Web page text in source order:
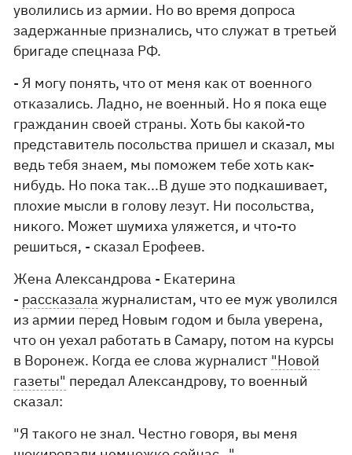
уволились из армии. Но во время допроса
задержанные признались, что служат в третьей
бригаде спецназа РФ.
- Я могу понять, что от меня как от военного
отказались. Ладно, не военный. Но я пока еще
гражданин своей страны. Хоть бы какой-то
представитель посольства пришел и сказал, мы
ведь тебя знаем, мы поможем тебе хоть как-
нибудь. Но пока так...В душе это подкашивает,
плохие мысли в голову лезут. Ни посольства,
никого. Может шумиха уляжется, и что-то
решиться, - сказал Ерофеев.
Жена Александрова - Екатерина
- рассказала журналистам, что ее муж уволился
из армии перед Новым годом и была уверена,
что он уехал работать в Самару, потом на курсы
в Воронеж. Когда ее слова журналист "Новой
газеты" передал Александрову, то военный
сказал:
"Я такого не знал. Честно говоря, вы меня